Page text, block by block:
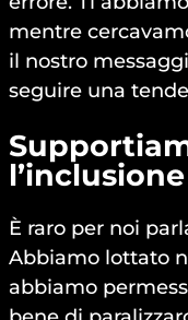
mentre
il nostro
seguire una
l’inclusione
È raro per noi
Abbiamo lottato
abbiamo